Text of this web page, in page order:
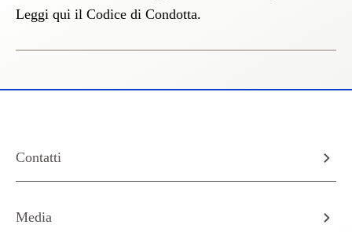
Leggi qui il Codice di Condotta.
Contatti
Media